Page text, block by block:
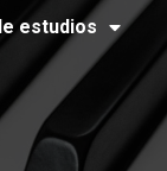
estudios